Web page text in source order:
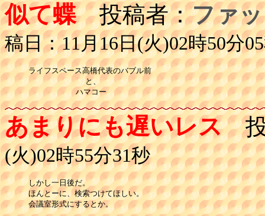
似て蝶投稿者：ファ
稿日：11月16日(火)02時50分
ライフスペース高橋代表のバブル前
            と、
          ハマコー
あまりにも遅いレス投
(火)02時55分31秒
しかし一日後だ。
ほんとーに、検索つけてほしい。
会議室形式にするとか。